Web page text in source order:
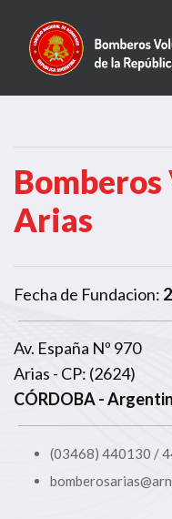
Arias
Fecha de Fundacion:
Av. España Nº 970
Arias - CP: (2624)
CÓRDOBA-
(03468) 440130 /